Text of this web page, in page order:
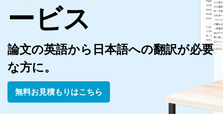
ビ
翻
訳
の
ービス
論文の英語から日本語への翻訳が必要
な方に。
無料お見積もりはこちら